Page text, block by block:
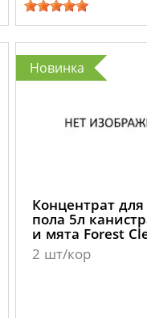
Новинка
Концентрат
пола 5л
и мята Forest
2 шт/кор